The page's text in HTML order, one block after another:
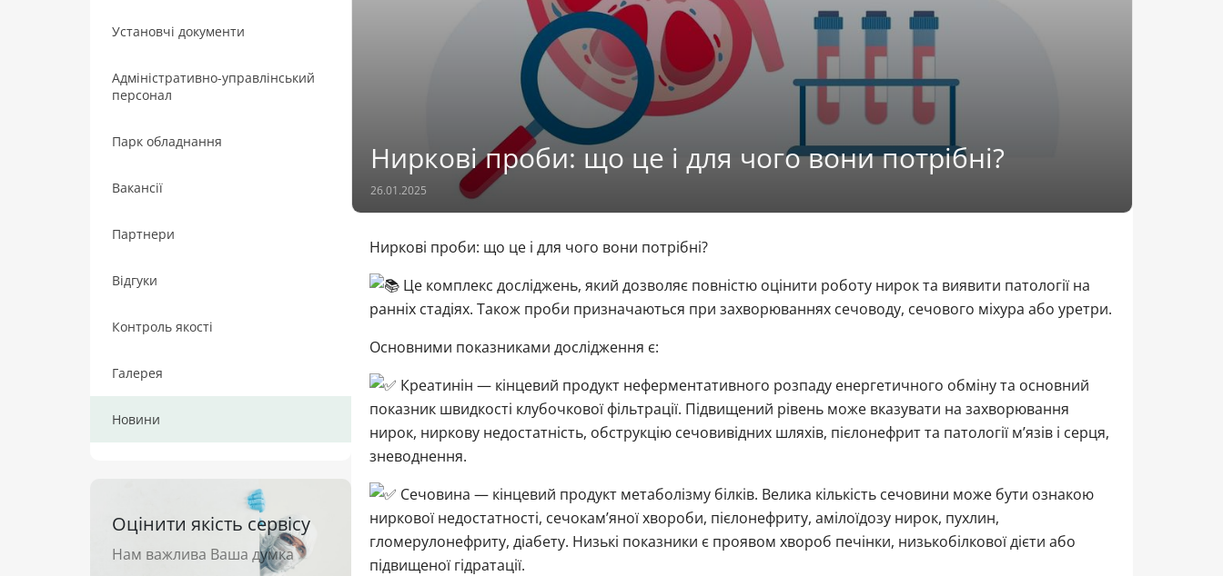
Установчі документи
Адміністративно-управлінський
персонал
Парк обладнання
Вакансії
Партнери
Відгуки
Контроль якості
Галерея
Новини
Оцінити якість сервісу
Нам важлива Ваша думка
Ниркові проби: що це і для чого вони потрібні?
26.01.2025
Ниркові проби: що це і для чого вони потрібні?
Це комплекс досліджень, який дозволяє повністю оцінити роботу нирок та виявити патології на
ранніх стадіях. Також проби призначаються при захворюваннях сечоводу, сечового міхура або уретри.
Основними показниками дослідження є:
Креатинін — кінцевий продукт неферментативного розпаду енергетичного обміну та основний
показник швидкості клубочкової фільтрації. Підвищений рівень може вказувати на захворювання
нирок, ниркову недостатність, обструкцію сечовивідних шляхів, пієлонефрит та патології м’язів і серця,
зневоднення.
Сечовина — кінцевий продукт метаболізму білків. Велика кількість сечовини може бути ознакою
ниркової недостатності, сечокам’яної хвороби, пієлонефриту, амілоїдозу нирок, пухлин,
гломерулонефриту, діабету. Низькі показники є проявом хвороб печінки, низькобілкової дієти або
підвищеної гідратації.